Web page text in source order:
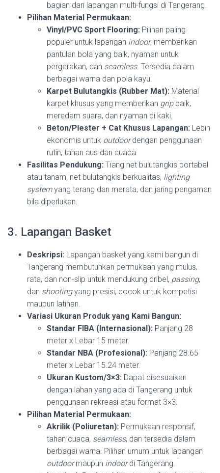
bagian dari lapangan multi-fungsi di Tangerang.
Pilihan Material Permukaan:
Vinyl/PVC Sport Flooring: Pilihan paling
populer untuk lapangan indoor, memberikan
pantulan bola yang baik, nyaman untuk
pergerakan, dan seamless. Tersedia dalam
berbagai warna dan pola kayu.
Karpet Bulutangkis (Rubber Mat): Material
karpet khusus yang memberikan gripbaik,
meredam suara, dan nyaman di kaki.
Beton/Plester + Cat Khusus Lapangan: Lebih
ekonomis untuk outdoordengan penggunaan
rutin, tahan aus dan cuaca.
Fasilitas Pendukung: Tiang net bulutangkis portabel
atau tanam, net bulutangkis berkualitas, lighting
systemyang terang dan merata, dan jaring pengaman
bila diperlukan.
3. Lapangan Basket
Deskripsi: Lapangan basket yang kami bangun di
Tangerang membutuhkan permukaan yang mulus,
rata, dan non-slip untuk mendukung dribel, passing,
dan shootingyang presisi, cocok untuk kompetisi
maupun latihan.
Variasi Ukuran Produk yang Kami Bangun:
Standar FIBA (Internasional): Panjang 28
meter x Lebar 15 meter.
Standar NBA (Profesional): Panjang 28.65
meter x Lebar 15.24 meter.
Ukuran Kustom/3×3: Dapat disesuaikan
dengan lahan yang ada di Tangerang untuk
penggunaan rekreasi atau format 3×3.
Pilihan Material Permukaan:
Akrilik (Poliuretan): Permukaan responsif,
tahan cuaca, seamless, dan tersedia dalam
berbagai warna. Pilihan umum untuk lapangan
outdoormaupun indoordi Tangerang.